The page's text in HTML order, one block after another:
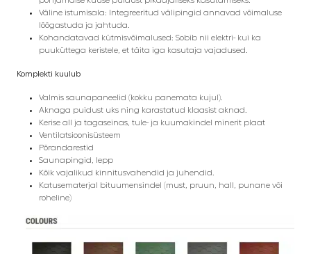
Väline istumisala: Integreeritud välipingid annavad võimaluse
lõõgastuda ja jahtuda.
Kohandatavad kütmisvõimalused: Sobib nii elektri- kui ka
puuküttega keristele, et täita iga kasutaja vajadused.
Komplekti kuulub
Valmis saunapaneelid (kokku panemata kujul).
Aknaga puidust uks ning karastatud klaasist aknad.
Kerise all ja tagaseinas, tule- ja kuumakindel minerit plaat
Ventilatsioonisüsteem
Põrandarestid
Saunapingid, lepp
Kõik vajalikud kinnitusvahendid ja juhendid.
Katusematerjal bituumensindel (must, pruun, hall, punane või
roheline)